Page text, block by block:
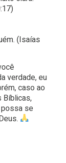
(Isaías
verdade, eu
caso ao
Bíblicas,
possa se